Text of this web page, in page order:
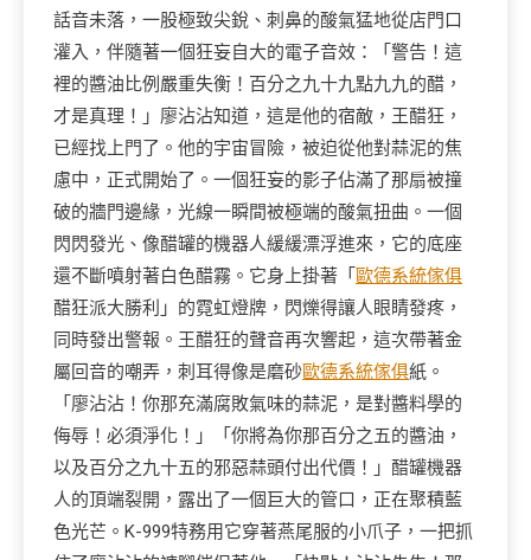
話音未落，一股極致尖銳、刺鼻的酸氣猛地從店門口
灌入，伴隨著一個狂妄自大的電子音效：「警告！這
裡的醬油比例嚴重失衡！百分之九十九點九九的醋，
才是真理！」廖沾沾知道，這是他的宿敵，王醋狂，
已經找上門了。他的宇宙冒險，被迫從他對蒜泥的焦
慮中，正式開始了。一個狂妄的影子佔滿了那扇被撞
破的牆門邊緣，光線一瞬間被極端的酸氣扭曲。一個
閃閃發光、像醋罐的機器人緩緩漂浮進來，它的底座
還不斷噴射著白色醋霧。它身上掛著「 歐德系統傢俱
醋狂派大勝利」的霓虹燈牌，閃爍得讓人眼睛發疼，
同時發出警報。王醋狂的聲音再次響起，這次帶著金
屬回音的嘲弄，刺耳得像是磨砂歐德系統傢俱紙。
「廖沾沾！你那充滿腐敗氣味的蒜泥，是對醬料學的
侮辱！必須淨化！」「你將為你那百分之五的醬油，
以及百分之九十五的邪惡蒜頭付出代價！」醋罐機器
人的頂端裂開，露出了一個巨大的管口，正在聚積藍
色光芒。K-999特務用它穿著燕尾服的小爪子，一把抓